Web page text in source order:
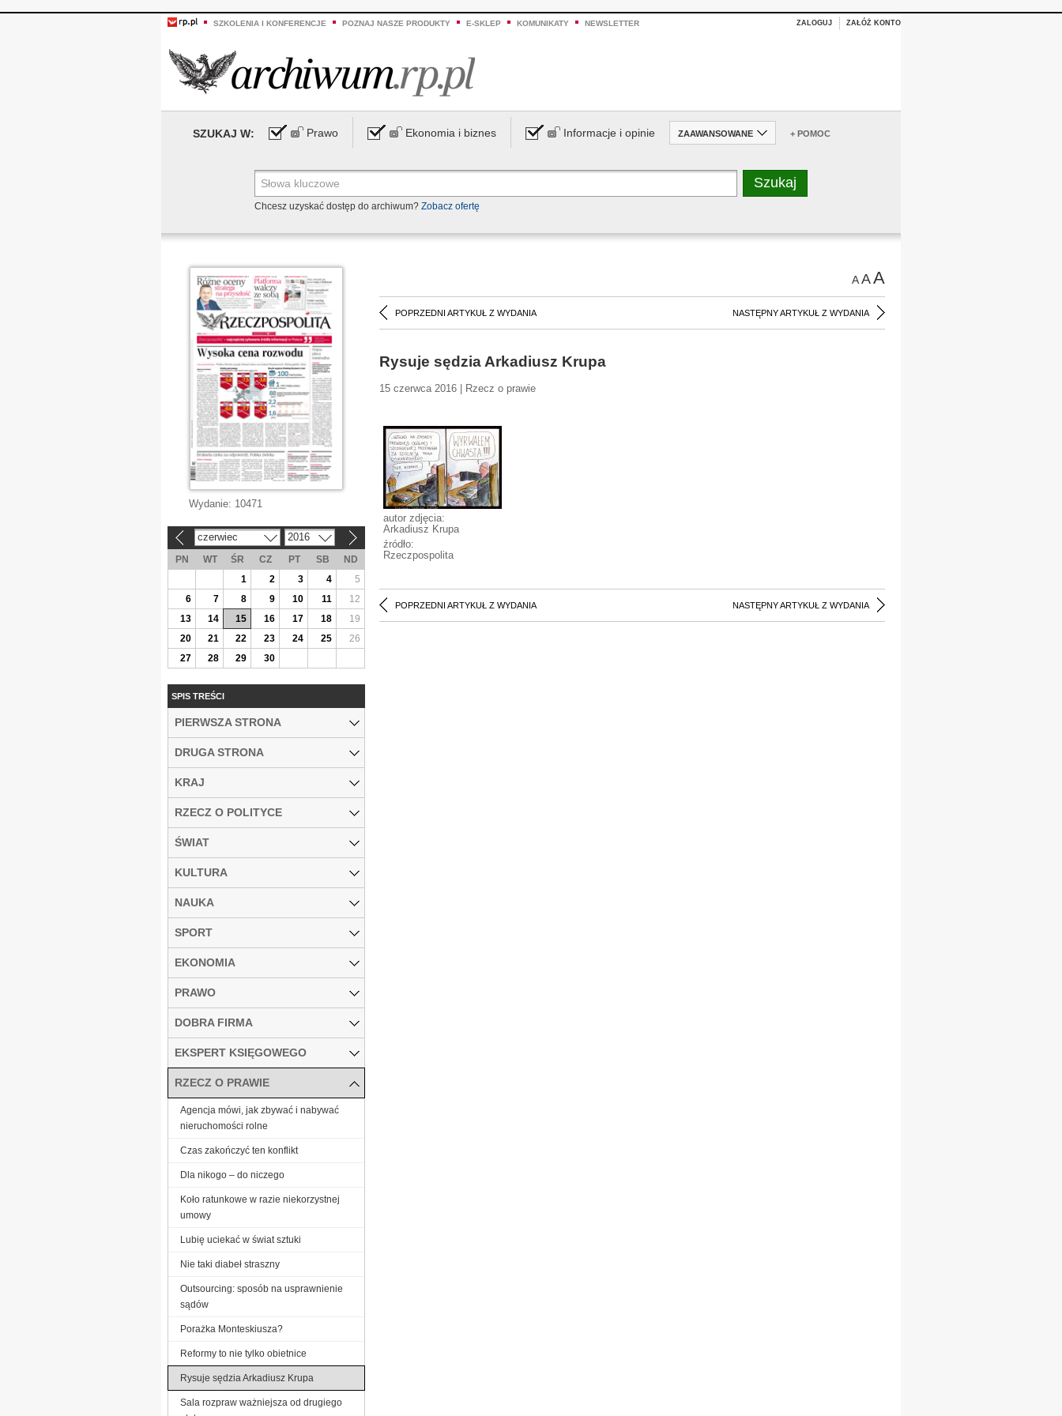
SZKOLENIA I KONFERENCJE POZNAJ NASZE PRODUKTY E-SKLEP KOMUNIKATY NEWSLETTER ZALOGUJ ZAŁÓŻ KONTO
SZUKAJ W: Prawo Ekonomia i biznes Informacje i opinie ZAAWANSOWANE + POMOC
Chcesz uzyskać dostęp do archiwum? Zobacz ofertę
AAA
POPRZEDNI ARTYKUŁ Z WYDANIA NASTĘPNY ARTYKUŁ Z WYDANIA
Rysuje sędzia Arkadiusz Krupa
15 czerwca 2016 | Rzecz o prawie
autor zdjęcia:
Arkadiusz Krupa
źródło:
Rzeczpospolita
POPRZEDNI ARTYKUŁ Z WYDANIA NASTĘPNY ARTYKUŁ Z WYDANIA
Wydanie: 10471
czerwiec 2016
PN WT ŚR CZ PT SB
ND
1
2 3 4
5
6
7 8 9 10 11
12
13
14 15 16 17 18
19
20
21 22 23 24 25
26
27
28 29 30
SPIS TREŚCI
PIERWSZA STRONA
DRUGA STRONA
KRAJ
RZECZ O POLITYCE
ŚWIAT
KULTURA
NAUKA
SPORT
EKONOMIA
PRAWO
DOBRA FIRMA
EKSPERT KSIĘGOWEGO
RZECZ O PRAWIE
Agencja mówi, jak zbywać i nabywać
nieruchomości rolne
Czas zakończyć ten konflikt
Dla nikogo – do niczego
Koło ratunkowe w razie niekorzystnej
umowy
Lubię uciekać w świat sztuki
Nie taki diabeł straszny
Outsourcing: sposób na usprawnienie
sądów
Porażka Monteskiusza?
Reformy to nie tylko obietnice
Rysuje sędzia Arkadiusz Krupa
Sala rozpraw ważniejsza od drugiego